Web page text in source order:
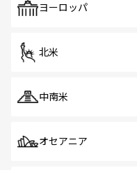
で、ホーカーズ
ヨーロッパ
北米
中南米
オセアニア